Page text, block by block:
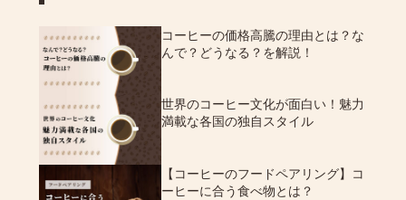
コーヒーの価格高騰の理由とは？な
んで？どうなる？を解説！
世界のコーヒー文化が面白い！魅力
満載な各国の独自スタイル
【コーヒーのフードペアリング】コ
ーヒーに合う食べ物とは？